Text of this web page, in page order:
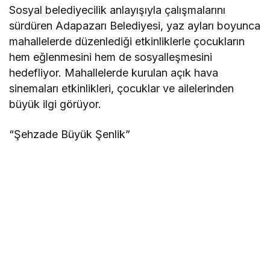
Sosyal belediyecilik anlayışıyla çalışmalarını
sürdüren Adapazarı Belediyesi, yaz ayları boyunca
mahallelerde düzenlediği etkinliklerle çocukların
hem eğlenmesini hem de sosyalleşmesini
hedefliyor. Mahallelerde kurulan açık hava
sinemaları etkinlikleri, çocuklar ve ailelerinden
büyük ilgi görüyor.
“Şehzade Büyük Şenlik”